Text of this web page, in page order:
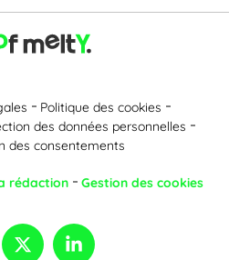
Politique des cookies
des données personnelles
des consentements
rédaction Gestion des cookies